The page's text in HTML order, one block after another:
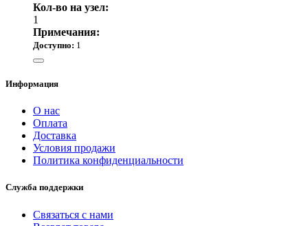
Кол-во на узел:
1
Примечания:
Доступно: 1
Информация
О нас
Оплата
Доставка
Условия продажи
Политика конфиденциальности
Служба поддержки
Связаться с нами